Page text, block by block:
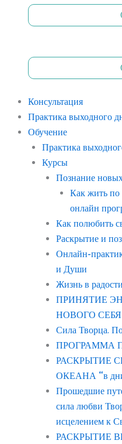
Консультация
Практика выходного
Обучение
Практика
Курсы
Познание
Как жить
онлайн
Как полюбить
Раскрытие и
Онлайн-
и Души
Жизнь в
ПРИНЯТИЕ
НОВОГО СЕБЯ
Сила Творца.
ПРОГРАММА
РАСКРЫТИЕ
ОКЕАНА “в дни
Прошедшие
сила любви
исцелением к
РАСКРЫТИЕ